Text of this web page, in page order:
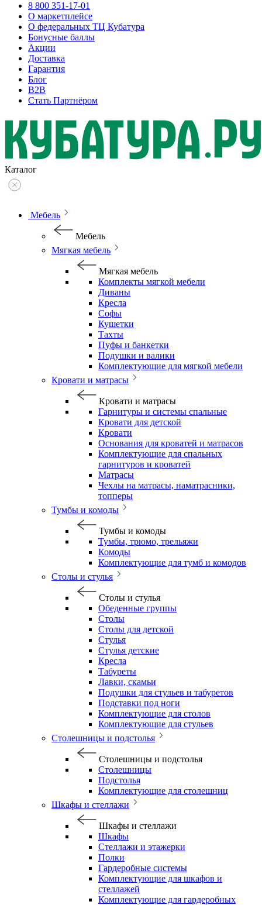
8 800 351-17-01
О маркетплейсе
О федеральных ТЦ Кубатура
Бонусные баллы
Акции
Доставка
Гарантия
Блог
B2B
Стать Партнёром
Каталог
Мебель
Мебель
Мягкая мебель
Мягкая мебель
Комплекты мягкой мебели
Диваны
Кресла
Софы
Кушетки
Тахты
Пуфы и банкетки
Подушки и валики
Комплектующие для мягкой мебели
Кровати и матрасы
Кровати и матрасы
Гарнитуры и системы спальные
Кровати для детской
Кровати
Основания для кроватей и матрасов
Комплектующие для спальных
гарнитуров и кроватей
Матрасы
Чехлы на матрасы, наматрасники,
топперы
Тумбы и комоды
Тумбы и комоды
Тумбы, трюмо, трельяжи
Комоды
Комплектующие для тумб и комодов
Столы и стулья
Столы и стулья
Обеденные группы
Столы
Столы для детской
Стулья
Стулья детские
Кресла
Табуреты
Лавки, скамьи
Подушки для стульев и табуретов
Подставки под ноги
Комплектующие для столов
Комплектующие для стульев
Столешницы и подстолья
Столешницы и подстолья
Столешницы
Подстолья
Комплектующие для столешниц
Шкафы и стеллажи
Шкафы и стеллажи
Шкафы
Стеллажи и этажерки
Полки
Гардеробные системы
Комплектующие для шкафов и
стеллажей
Комплектующие для гардеробных